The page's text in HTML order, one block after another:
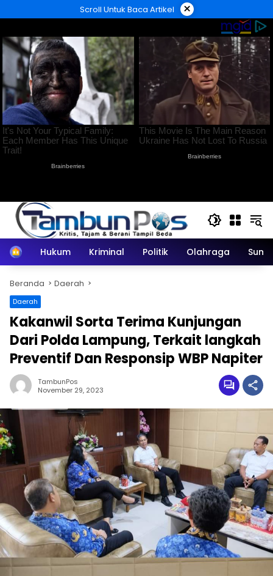
ke
Scroll Untuk Baca Artikel ×
HomeHukum Kriminal Politik Olahraga
Beranda Daerah
Daerah
Kakanwil Sorta Terima Kunjungan
Dari Polda Lampung, Terkait langkah
Preventif Dan Responsip WBP Napiter
TambunPos
November 29, 2023